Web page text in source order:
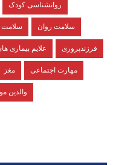
روانشناسی کودک
سلامت سلامت روان
علایم بیماری فرزندپروری
مغز مهارت اجتماعی
والدین